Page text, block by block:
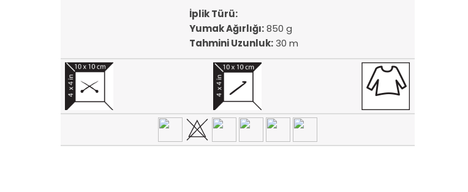
İplik Türü:
Yumak Ağırlığı:850 g
Tahmini Uzunluk:30 m